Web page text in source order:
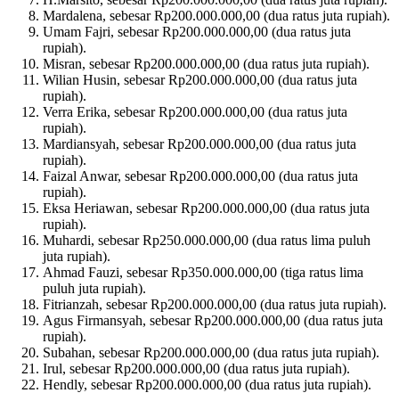
Mardalena, sebesar Rp200.000.000,00 (dua ratus juta rupiah).
Umam Fajri, sebesar Rp200.000.000,00 (dua ratus juta
rupiah).
Misran, sebesar Rp200.000.000,00 (dua ratus juta rupiah).
Wilian Husin, sebesar Rp200.000.000,00 (dua ratus juta
rupiah).
Verra Erika, sebesar Rp200.000.000,00 (dua ratus juta
rupiah).
Mardiansyah, sebesar Rp200.000.000,00 (dua ratus juta
rupiah).
Faizal Anwar, sebesar Rp200.000.000,00 (dua ratus juta
rupiah).
Eksa Heriawan, sebesar Rp200.000.000,00 (dua ratus juta
rupiah).
Muhardi, sebesar Rp250.000.000,00 (dua ratus lima puluh
juta rupiah).
Ahmad Fauzi, sebesar Rp350.000.000,00 (tiga ratus lima
puluh juta rupiah).
Fitrianzah, sebesar Rp200.000.000,00 (dua ratus juta rupiah).
Agus Firmansyah, sebesar Rp200.000.000,00 (dua ratus juta
rupiah).
Subahan, sebesar Rp200.000.000,00 (dua ratus juta rupiah).
Irul, sebesar Rp200.000.000,00 (dua ratus juta rupiah).
Hendly, sebesar Rp200.000.000,00 (dua ratus juta rupiah).